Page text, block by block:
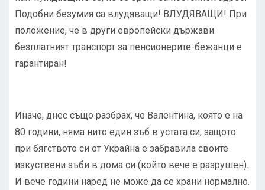
Подобни безумия са влудяващи! ВЛУДЯВАЩИ! При
положение, че в други европейски държави
безплатният транспорт за пенсионерите-бежанци е
гарантиран!
Иначе, днес също разбрах, че Валентина, която е на
80 години, няма нито един зъб в устата си, защото
при бягството си от Украйна е забравила своите
изкуствени зъби в дома си (който вече е разрушен).
И вече години наред не може да се храни нормално.